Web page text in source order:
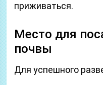
приживаться.
Место для
почвы
Для успешного